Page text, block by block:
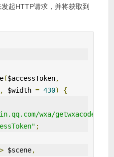
发起HTTP请求，并将获取到
($accessToken,
$width = 430)
{
wxa/
;
$scene,